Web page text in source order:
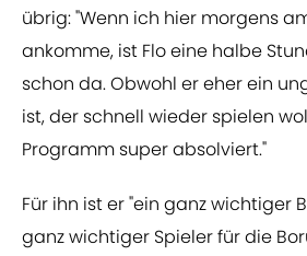
übrig: "Wenn ich hier morgens
ankomme, ist Flo eine halbe
schon da. Obwohl er eher ein
ist, der schnell wieder spielen
Programm super absolviert."
Für ihn ist er "ein ganz wichtiger
ganz wichtiger Spieler für die